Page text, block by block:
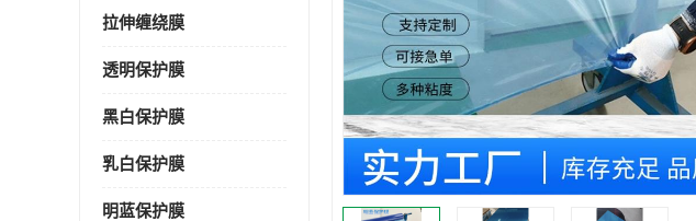
拉伸缠绕膜
透明保护膜
黑白保护膜
乳白保护膜
明蓝保护膜